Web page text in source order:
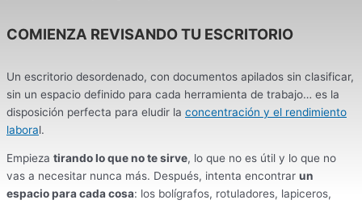
COMIENZA REVISANDO TU ESCRITORIO
Un escritorio desordenado, con documentos apilados sin clasificar,
sin un espacio definido para cada herramienta de trabajo… es la
disposición perfecta para eludir la concentración y el rendimiento
laboral.
Empieza tirando lo que no te sirve, lo que no es útil y lo que no
vas a necesitar nunca más. Después, intenta encontrar un
espacio para cada cosa: los bolígrafos, rotuladores, lapiceros,